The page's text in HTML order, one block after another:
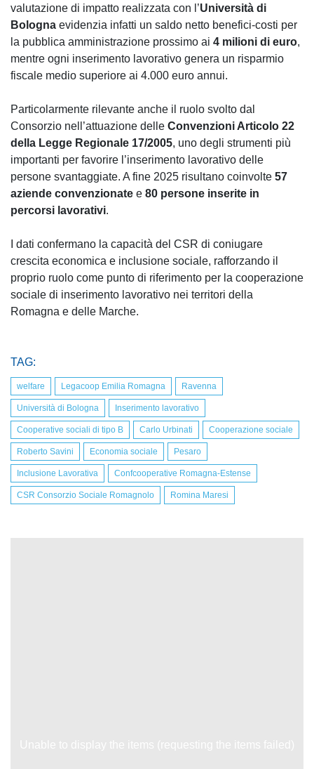
valutazione di impatto realizzata con l’Università di
Bologna evidenzia infatti un saldo netto benefici-costi per
la pubblica amministrazione prossimo ai 4 milioni di euro,
mentre ogni inserimento lavorativo genera un risparmio
fiscale medio superiore ai 4.000 euro annui.
Particolarmente rilevante anche il ruolo svolto dal
Consorzio nell’attuazione delle Convenzioni Articolo 22
della Legge Regionale 17/2005, uno degli strumenti più
importanti per favorire l’inserimento lavorativo delle
persone svantaggiate. A fine 2025 risultano coinvolte 57
aziende convenzionate e 80 persone inserite in
percorsi lavorativi.
I dati confermano la capacità del CSR di coniugare
crescita economica e inclusione sociale, rafforzando il
proprio ruolo come punto di riferimento per la cooperazione
sociale di inserimento lavorativo nei territori della
Romagna e delle Marche.
TAG:
welfare Legacoop Emilia Romagna Ravenna
Università di Bologna Inserimento lavorativo
Cooperative sociali di tipo B Carlo Urbinati Cooperazione sociale
Roberto Savini Economia sociale Pesaro
Inclusione Lavorativa Confcooperative Romagna-Estense
CSR Consorzio Sociale Romagnolo Romina Maresi